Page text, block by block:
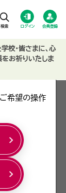
ログイン 会員登録
案内
希望の操作
ム
数字や記号は
校・皆さまに、心
をお祈りいたしま